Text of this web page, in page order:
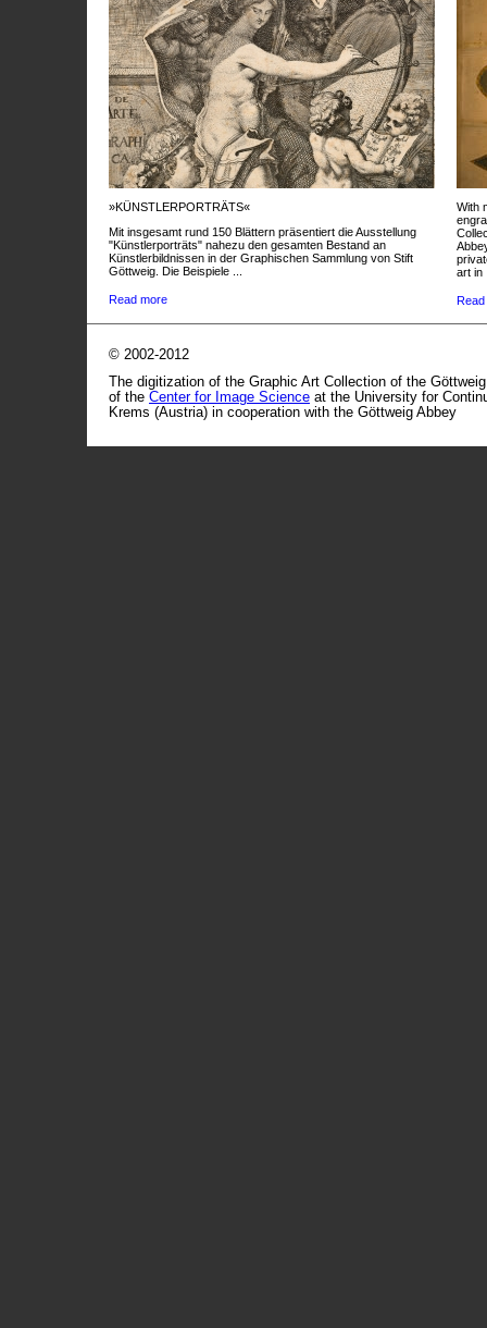
»KÜNSTLERPORTRÄTS«
Mit insgesamt rund 150 Blättern präsentiert die Ausstellung
"Künstlerporträts" nahezu den gesamten Bestand an
Künstlerbildnissen in der Graphischen Sammlung von Stift
Göttweig. Die Beispiele ...
Read more
With
art in
© 2002-2012
The digitization of the Graphic Art Collection of the
of the Center for Image Science at the University for
Krems (Austria) in cooperation with the Göttweig Abbey